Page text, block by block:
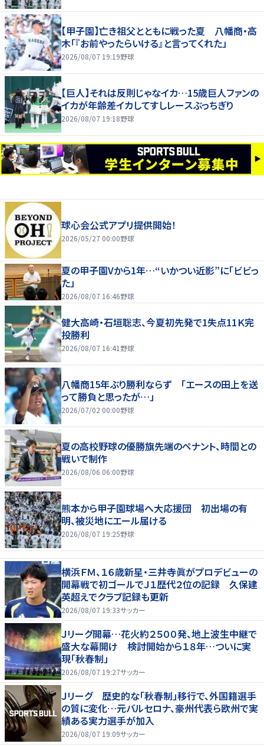
【甲子園】亡き祖父とともに戦った夏 八幡商・高
木「『お前やったらいける』と言ってくれた」
2026/08/07 19:19野球
【巨人】それは反則じゃなイカ…15歳巨人ファンの
イカが年齢差イカしてすしレースぶっちぎり
2026/08/07 19:18野球
球心会公式アプリ提供開始！
2026/05/27 00:00野球
夏の甲子園Vから1年…“いかつい近影”に「ビビっ
た」
2026/08/07 16:46野球
健大高崎・石垣聡志、今夏初先発で1失点11Ｋ完
投勝利
2026/08/07 16:41 野球
八幡商15年ぶり勝利ならず 「エースの田上を送
って勝負と思ったが…」
2026/07/02 00:00野球
夏の高校野球の優勝旗先端のペナント、時間との
戦いで制作
2026/08/06 06:00野球
熊本から甲子園球場へ大応援団 初出場の有
明、被災地にエール届ける
2026/08/07 19:25野球
横浜ＦＭ、１６歳新星・三井寺眞がプロデビューの
開幕戦で初ゴールでＪ１歴代２位の記録 久保建
英超えでクラブ記録も更新
2026/08/07 19:33サッカー
Ｊリーグ開幕…花火約２５００発、地上波生中継で
盛大な幕開け 検討開始から１８年…ついに実
現「秋春制」
2026/08/07 19:27サッカー
Ｊリーグ 歴史的な「秋春制」移行で、外国籍選手
の質に変化…元バルセロナ、豪州代表ら欧州で実
績ある実力選手が加入
2026/08/07 19:09サッカー